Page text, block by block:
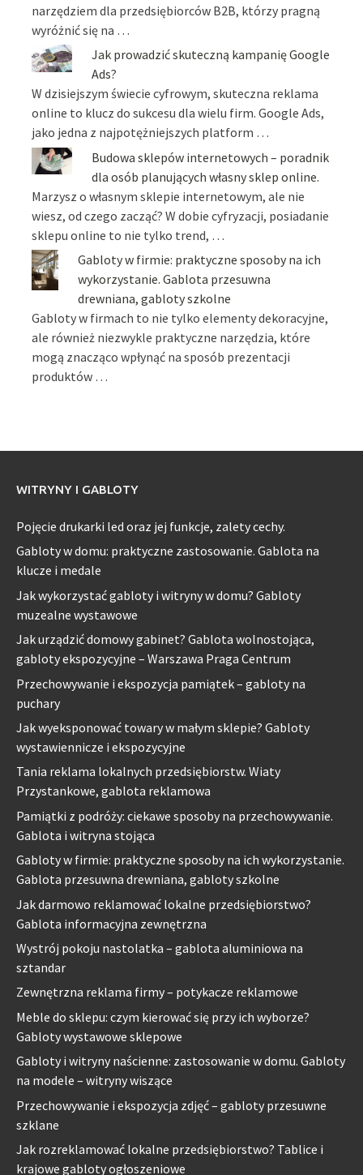
narzędziem dla przedsiębiorców B2B, którzy pragną
wyróżnić się na …
Jak prowadzić skuteczną kampanię Google
Ads?
W dzisiejszym świecie cyfrowym, skuteczna reklama
online to klucz do sukcesu dla wielu firm. Google Ads,
jako jedna z najpotężniejszych platform …
Budowa sklepów internetowych – poradnik
dla osób planujących własny sklep online.
Marzysz o własnym sklepie internetowym, ale nie
wiesz, od czego zacząć? W dobie cyfryzacji, posiadanie
sklepu online to nie tylko trend, …
Gabloty w firmie: praktyczne sposoby na ich
wykorzystanie. Gablota przesuwna
drewniana, gabloty szkolne
Gabloty w firmach to nie tylko elementy dekoracyjne,
ale również niezwykle praktyczne narzędzia, które
mogą znacząco wpłynąć na sposób prezentacji
produktów …
WITRYNY I GABLOTY
Pojęcie drukarki led oraz jej funkcje, zalety cechy.
Gabloty w domu: praktyczne zastosowanie. Gablota na
klucze i medale
Jak wykorzystać gabloty i witryny w domu? Gabloty
muzealne wystawowe
Jak urządzić domowy gabinet? Gablota wolnostojąca,
gabloty ekspozycyjne – Warszawa Praga Centrum
Przechowywanie i ekspozycja pamiątek – gabloty na
puchary
Jak wyeksponować towary w małym sklepie? Gabloty
wystawiennicze i ekspozycyjne
Tania reklama lokalnych przedsiębiorstw. Wiaty
Przystankowe, gablota reklamowa
Pamiątki z podróży: ciekawe sposoby na przechowywanie.
Gablota i witryna stojąca
Gabloty w firmie: praktyczne sposoby na ich wykorzystanie.
Gablota przesuwna drewniana, gabloty szkolne
Jak darmowo reklamować lokalne przedsiębiorstwo?
Gablota informacyjna zewnętrzna
Wystrój pokoju nastolatka – gablota aluminiowa na
sztandar
Zewnętrzna reklama firmy – potykacze reklamowe
Meble do sklepu: czym kierować się przy ich wyborze?
Gabloty wystawowe sklepowe
Gabloty i witryny naścienne: zastosowanie w domu. Gabloty
na modele – witryny wiszące
Przechowywanie i ekspozycja zdjęć – gabloty przesuwne
szklane
Jak rozreklamować lokalne przedsiębiorstwo? Tablice i
krajowe gabloty ogłoszeniowe